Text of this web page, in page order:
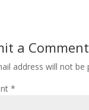
a Comment
address will not be
*